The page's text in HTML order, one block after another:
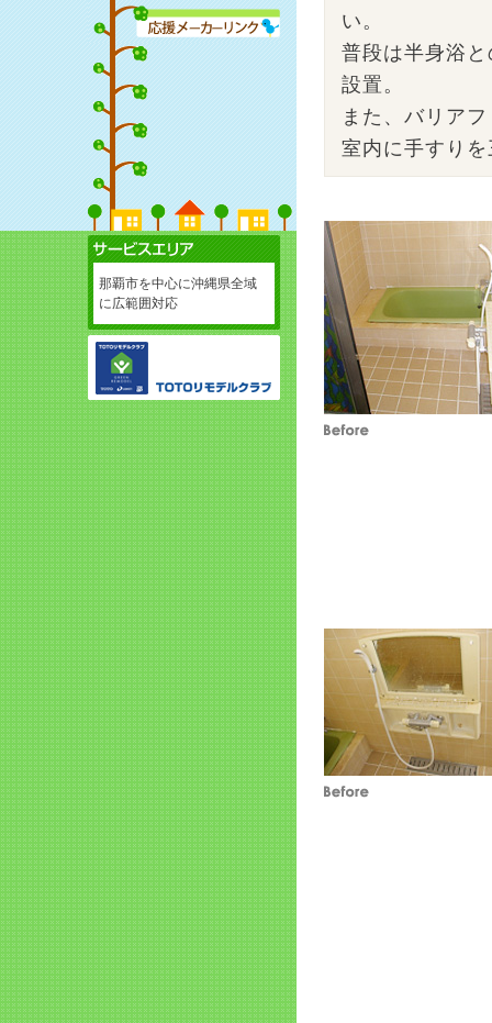
い。
普段は半身浴
設置。
また、バリア
室内に手すり
那覇市を中心に沖縄県全域
に広範囲対応